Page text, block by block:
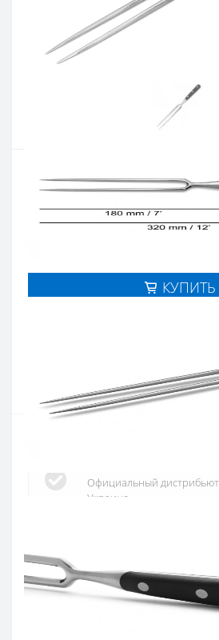
Наличие:В наличии
3 327 грн.
КУПИТЬ
Официальный
Украине
Гарантия качества